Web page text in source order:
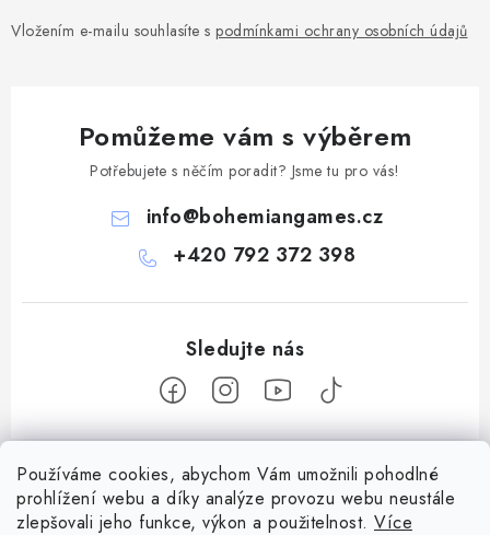
Používáme cookies, abychom Vám umožnili pohodlné
prohlížení webu a díky analýze provozu webu neustále
zlepšovali jeho funkce, výkon a použitelnost. Více
Vložením e-mailu souhlasíte s podmínkami ochrany osobních údajů
Pomůžeme vám s výběrem
Potřebujete s něčím poradit? Jsme tu pro vás!
info@bohemiangames.cz
+420 792 372 398
Z
Informace pro vás